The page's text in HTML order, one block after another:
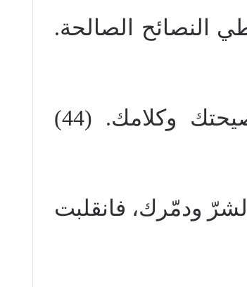
النصائح الصالحة.
فانتظمت أشورية كلها حسب نصيحتك وكلامك. (44)
القصر، قد اتهمك(32) بالشرّ ودمّرك، فانقلبت